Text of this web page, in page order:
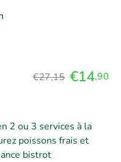
€27,15 €14,90
2 ou 3 services à la
poissons frais et
bistrot